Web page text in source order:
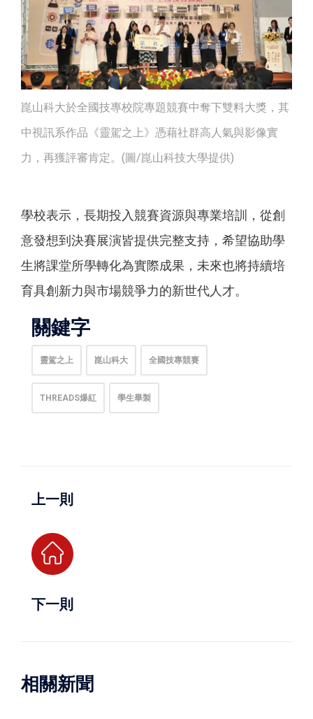
崑山科大於全國技專校院專題競賽中奪下雙料大獎，其
中視訊系作品《靈駕之上》憑藉社群高人氣與影像實
力，再獲評審肯定。(圖/崑山科技大學提供)
學校表示，長期投入競賽資源與專業培訓，從創
意發想到決賽展演皆提供完整支持，希望協助學
生將課堂所學轉化為實際成果，未來也將持續培
育具創新力與市場競爭力的新世代人才。
關鍵字
靈駕之上 崑山科大 全國技專競賽
THREADS爆紅 學生畢製
上一則
下一則
相關新聞